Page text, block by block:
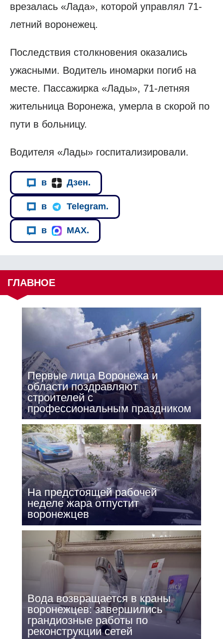
врезалась «Лада», которой управлял 71-
летний воронежец.
Последствия столкновения оказались
ужасными. Водитель иномарки погиб на
месте. Пассажирка «Лады», 71-летняя
жительница Воронежа, умерла в скорой по
пути в больницу.
Водителя «Лады» госпитализировали.
в Дзен.
в Telegram.
в MAX.
ГЛАВНОЕ
Первые лица Воронежа и
области поздравляют
строителей с
профессиональным праздником
На предстоящей рабочей
неделе жара отпустит
воронежцев
Вода возвращается в краны
воронежцев: завершились
грандиозные работы по
реконструкции сетей